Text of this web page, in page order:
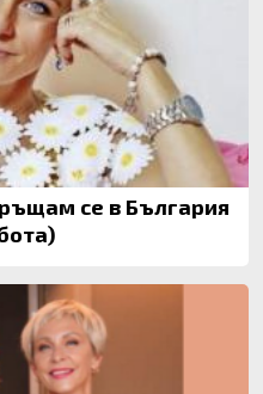
се в България